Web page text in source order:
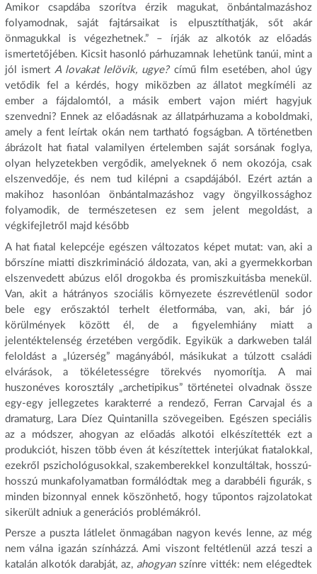
Amikor csapdába szorítva érzik magukat, önbántalmazáshoz
folyamodnak, saját fajtársaikat is elpusztíthatják, sőt akár
önmagukkal is végezhetnek.” – írják az alkotók az előadás
ismertetőjében. Kicsit hasonló párhuzamnak lehetünk tanúi, mint a
jól ismertA lovakat lelövik, ugye? című film esetében, ahol úgy
vetődik fel a kérdés, hogy miközben az állatot megkíméli az
ember a fájdalomtól, a másik embert vajon miért hagyjuk
szenvedni? Ennek az előadásnak az állatpárhuzama a koboldmaki,
amely a fent leírtak okán nem tartható fogságban. A történetben
ábrázolt hat fiatal valamilyen értelemben saját sorsának foglya,
olyan helyzetekben vergődik, amelyeknek ő nem okozója, csak
elszenvedője, és nem tud kilépni a csapdájából. Ezért aztán a
makihoz hasonlóan önbántalmazáshoz vagy öngyilkossághoz
folyamodik, de természetesen ez sem jelent megoldást, a
végkifejletről majd később
A hat fiatal kelepcéje egészen változatos képet mutat: van, aki a
bőrszíne miatti diszkrimináció áldozata, van, aki a gyermekkorban
elszenvedett abúzus elől drogokba és promiszkuitásba menekül.
Van, akit a hátrányos szociális környezete észrevétlenül sodor
bele egy erőszaktól terhelt életformába, van, aki, bár jó
körülmények között él, de a figyelemhiány miatt a
jelentéktelenség érzetében vergődik. Egyikük a darkweben talál
feloldást a „lúzerség” magányából, másikukat a túlzott családi
elvárások, a tökéletességre törekvés nyomorítja. A mai
huszonéves korosztály „archetipikus” történetei olvadnak össze
egy-egy jellegzetes karakterré a rendező, Ferran Carvajal és a
dramaturg, Lara Díez Quintanilla szövegeiben. Egészen speciális
az a módszer, ahogyan az előadás alkotói elkészítették ezt a
produkciót, hiszen több éven át készítettek interjúkat fiatalokkal,
ezekről pszichológusokkal, szakemberekkel konzultáltak, hosszú-
hosszú munkafolyamatban formálódtak meg a darabbéli figurák, s
minden bizonnyal ennek köszönhető, hogy tűpontos rajzolatokat
sikerült adniuk a generációs problémákról.
Persze a puszta látlelet önmagában nagyon kevés lenne, az még
nem válna igazán színházzá. Ami viszont feltétlenül azzá teszi a
katalán alkotók darabját, az, ahogyanszínre vitték: nem elégedtek